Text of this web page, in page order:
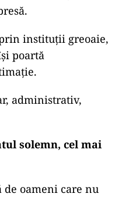
instituții greoaie,
poartă
administrativ,
solemn, cel mai
oameni care nu